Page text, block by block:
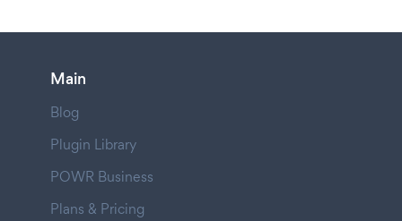
Main
Blog
Plugin Library
POWR Business
Plans & Pricing